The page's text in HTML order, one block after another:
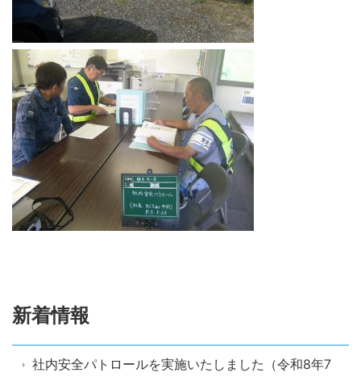
新着情報
社内安全パトロールを実施いたしました（令和8年7